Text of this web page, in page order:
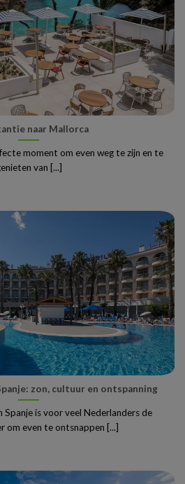
naar Mallorca
moment om even weg te zijn en te
van [...]
zon, cultuur en ontspanning
is voor veel Nederlanders de
om even te ontsnappen [...]